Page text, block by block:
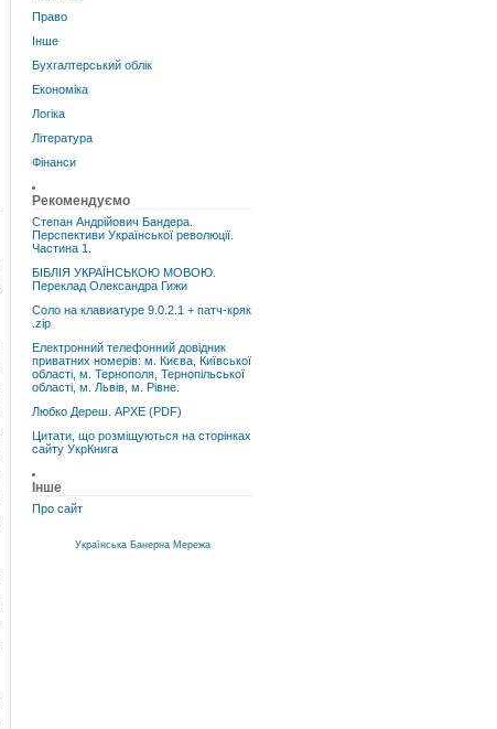
Право
Інше
Бухгалтерський облік
Економіка
Логіка
Література
Фінанси
Рекомендуємо
Степан Андрійович Бандера.
Перспективи Української революції.
Частина 1.
БІБЛІЯ УКРАЇНСЬКОЮ МОВОЮ.
Переклад Олександра Гижи
Соло на клавиатуре 9.0.2.1 + патч-кряк
.zip
Електронний телефонний довідник
приватних номерів: м. Києва, Київської
області, м. Тернополя, Тернопільської
області, м. Львів, м. Рівне.
Любко Дереш. АРХЕ (PDF)
Цитати, що розміщуються на сторінках
сайту УкрКнига
Інше
Про сайт
Українська Банерна Мережа